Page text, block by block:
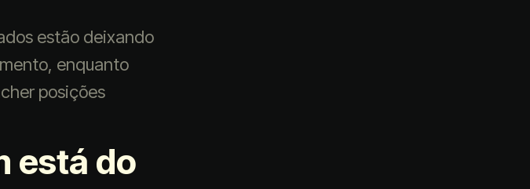
estão deixando
enquanto
posições
está do